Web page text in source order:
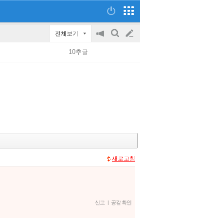
전체보기
공
on/off
검
글
쓰
10추글
새로고침
신고 | 공감 확인